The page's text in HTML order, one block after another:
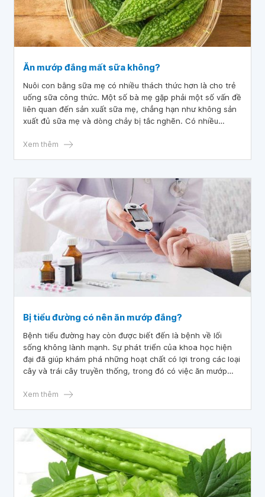
Ăn mướp đắng mất sữa không?
Nuôi con bằng sữa mẹ có nhiều thách thức hơn là cho trẻ
uống sữa công thức. Một số bà mẹ gặp phải một số vấn đề
liên quan đến sản xuất sữa mẹ, chẳng hạn như không sản
xuất đủ sữa mẹ và dòng chảy bị tắc nghẽn. Có nhiều
loại thực phẩm ảnh hưởng đến việc mất sữa. Bài viết sau
có bị mất sữa không.
Xem thêm
Bị tiểu đường có nên ăn mướp đắng?
Bệnh tiểu đường hay còn được biết đến là bệnh về lối
sống không lành mạnh. Sự phát triển của khoa học hiện
đại đã giúp khám phá những hoạt chất có lợi trong các loại
cây và trái cây truyền thống, trong đó có việc ăn mướp
đọc thêm bài viết dưới đây để biết được người bệnh tiểu
Xem thêm